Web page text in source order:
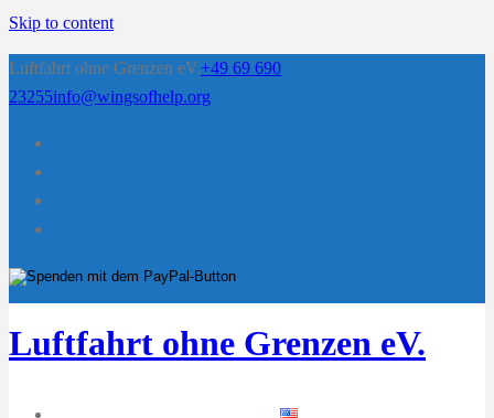
Skip to content
Luftfahrt ohne Grenzen eV.+49 69 690
23255info@wingsofhelp.org
Luftfahrt ohne Grenzen eV.